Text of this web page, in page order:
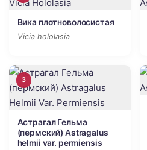
Вика плотноволосистая
Vicia hololasia
3
Астрагал Гельма
(пермский) Astragalus
helmii var. permiensis